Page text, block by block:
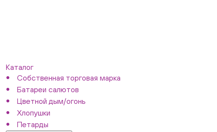
Каталог
Собственная торговая марка
Батареи салютов
Цветной дым/огонь
Хлопушки
Петарды